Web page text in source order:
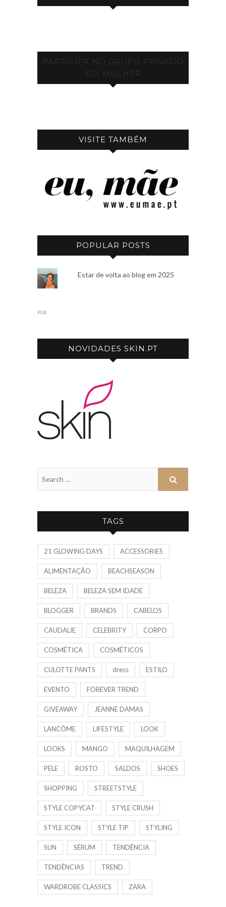
PARTICIPA NO GRUPO PRIVADO
EU, MULHER
VISITE TAMBÉM
POPULAR POSTS
Estar de volta ao blog em 2025
PUB
NOVIDADES SKIN.PT
TAGS
21 GLOWING DAYS ACCESSORIES
ALIMENTAÇÃO BEACHSEASON
BELEZA BELEZA SEM IDADE
BLOGGER BRANDS CABELOS
CAUDALIE CELEBRITY CORPO
COSMÉTICA COSMÉTICOS
CULOTTE PANTS dress ESTILO
EVENTO FOREVER TREND
GIVEAWAY JEANNE DAMAS
LANCÔME LIFESTYLE LOOK
LOOKS MANGO MAQUILHAGEM
PELE ROSTO SALDOS SHOES
SHOPPING STREETSTYLE
STYLE COPYCAT STYLE CRUSH
STYLE ICON STYLE TIP STYLING
SUN SÉRUM TENDÊNCIA
TENDÊNCIAS TREND
WARDROBE CLASSICS ZARA